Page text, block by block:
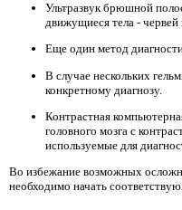
Ультразвук брюшной
движущиеся тела - червей
Еще один метод
В случае нескольких
конкретному диагнозу.
Контрастная
головного мозга с
используемые для
Во избежание возможных
необходимо начать